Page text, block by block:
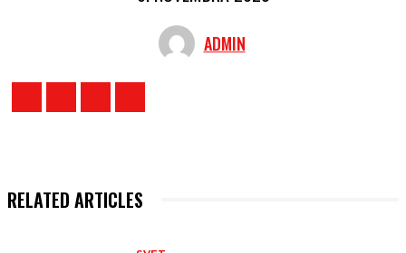
ADMIN
RELATED ARTICLES